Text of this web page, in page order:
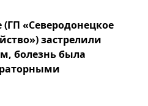
«Северодонецкое
застрелили
болезнь была